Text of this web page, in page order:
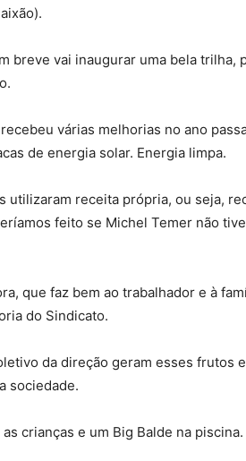
breve vai inaugurar uma bela trilha,
várias melhorias no ano
de energia solar. Energia limpa.
utilizaram receita própria, ou seja,
feito se Michel Temer não
que faz bem ao trabalhador e à
do Sindicato.
da direção geram esses frutos
sociedade.
crianças e um Big Balde na piscina.